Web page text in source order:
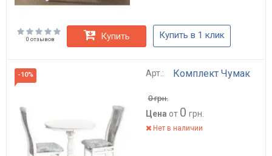
0 отзывов Купить Купить в 1 клик
-10% Арт.: Комплект Чумак
0грн.
Цена от 0 грн.
Нет в наличии